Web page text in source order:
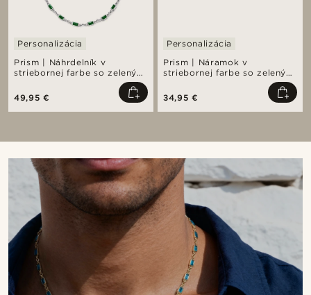
Prism | Náhrdelník v
striebornej farbe so zelenými
kameňmi z krištáľového skla
Personalizácia
49,95 €
Prism | Náramok v
striebornej farbe so zelenými
kameňmi z krištáľového skla
Personalizácia
34,95 €